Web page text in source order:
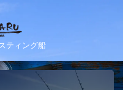
ティング船